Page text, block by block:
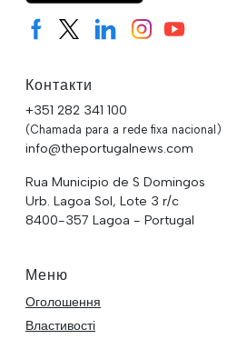
Контакти
+351 282 341 100
(Chamada para a rede fixa nacional)
info@theportugalnews.com
Rua Municipio de S Domingos
Urb. Lagoa Sol, Lote 3 r/c
8400-357 Lagoa - Portugal
Меню
Оголошення
Властивості